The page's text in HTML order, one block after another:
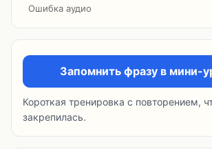
Ошибка аудио
Запомнить фразу в мини-
Короткая тренировка с повторением,
закрепилась.